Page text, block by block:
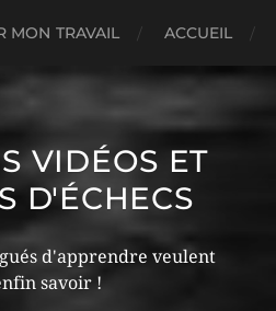
MON TRAVAIL ACCUEIL
VIDÉOS ET
D'ÉCHECS
d'apprendre veulent
savoir !